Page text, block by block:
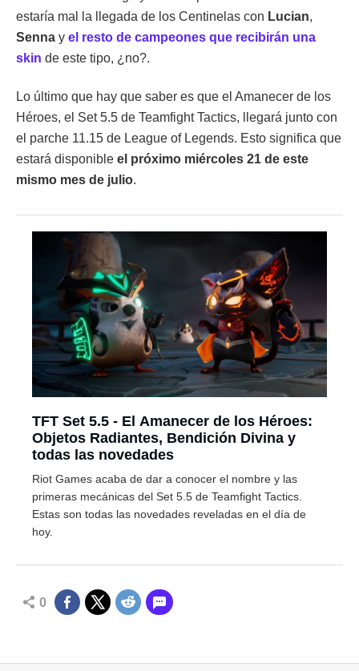
estaría mal la llegada de los Centinelas con Lucian,
Senna y el resto de campeones que recibirán una
skin de este tipo, ¿no?.
Lo último que hay que saber es que el Amanecer de los
Héroes, el Set 5.5 de Teamfight Tactics, llegará junto con
el parche 11.15 de League of Legends. Esto significa que
estará disponible el próximo miércoles 21 de este
mismo mes de julio.
TFT Set 5.5 - El Amanecer de los Héroes:
Objetos Radiantes, Bendición Divina y
todas las novedades
Riot Games acaba de dar a conocer el nombre y las
primeras mecánicas del Set 5.5 de Teamfight Tactics.
Estas son todas las novedades reveladas en el día de
hoy.
0